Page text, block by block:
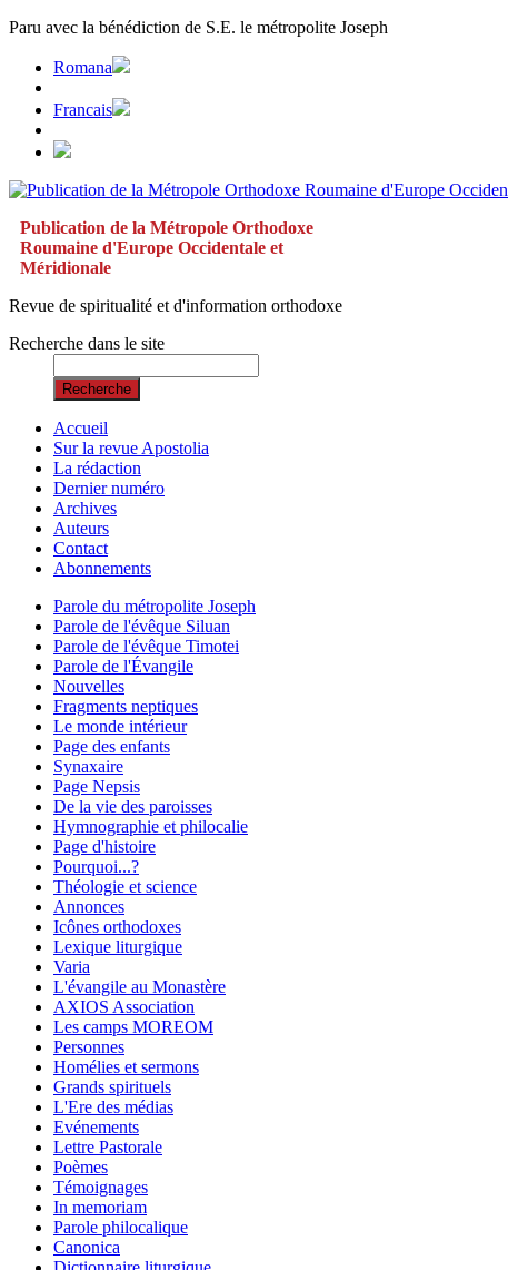
Paru avec la bénédiction de S.E. le métropolite Joseph
Romana
Francais
Publication de la Métropole Orthodoxe
Roumaine d'Europe Occidentale et
Méridionale
Revue de spiritualité et d'information orthodoxe
Recherche dans le site
Recherche
Accueil
Sur la revue Apostolia
La rédaction
Dernier numéro
Archives
Auteurs
Contact
Abonnements
Parole du métropolite Joseph
Parole de l'évêque Siluan
Parole de l'évêque Timotei
Parole de l'Évangile
Nouvelles
Fragments neptiques
Le monde intérieur
Page des enfants
Synaxaire
Page Nepsis
De la vie des paroisses
Hymnographie et philocalie
Page d'histoire
Pourquoi...?
Théologie et science
Annonces
Icônes orthodoxes
Lexique liturgique
Varia
L'évangile au Monastère
AXIOS Association
Les camps MOREOM
Personnes
Homélies et sermons
Grands spirituels
L'Ere des médias
Evénements
Lettre Pastorale
Poèmes
Témoignages
In memoriam
Parole philocalique
Canonica